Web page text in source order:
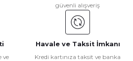
güvenli alışveriş
ve
Havale ve Taksit İmkanı
Kredi kartınıza taksit ve banka